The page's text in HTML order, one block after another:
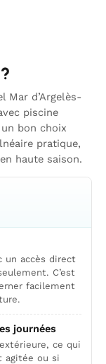
Mar d’Argelès-
piscine
bon choix
pratique,
haute saison.
un accès direct
C’est
facilement
journées
ce qui
agitée ou si